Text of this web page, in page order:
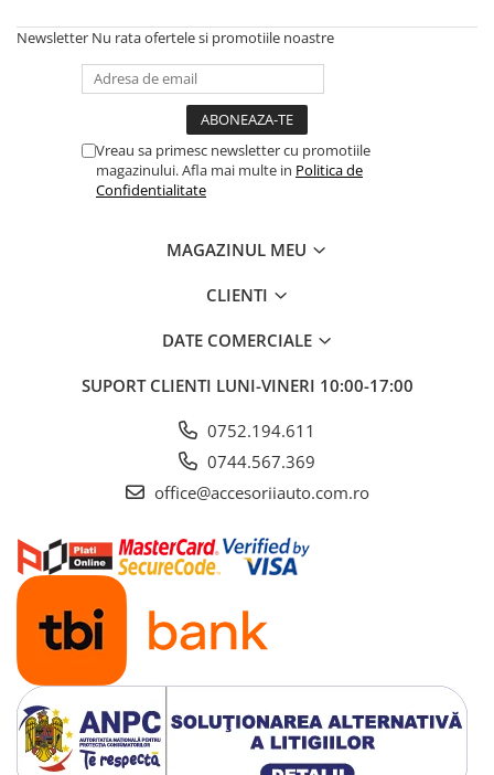
Covorase SKODA
Covorase SsangYong
Covorase TOYOTA
Covorase VOLKSWAGEN
Banda izolatoare
Cabluri Alimentare Date Telefon
Claxoane Auto
Incarcatoare Auto
Invertor Auto
Papuci / Conectori Electrici
Redresoare Auto
Roboti Pornire Auto
Sigurante Auto
Newsletter Nu rata ofertele si promotiile noastre
Vreau sa primesc newsletter cu promotiile
magazinului. Afla mai multe in Politica de
Confidentialitate
MAGAZINUL MEU
CLIENTI
DATE COMERCIALE
SUPORT CLIENTI LUNI-VINERI 10:00-17:00
0752.194.611
0744.567.369
office@accesoriiauto.com.ro